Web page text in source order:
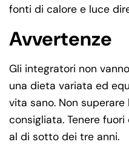
fonti di calore e luce
Avvertenze
Gli integratori non
una dieta variata ed
vita sano. Non
consigliata. Tenere
al di sotto dei tre anni.